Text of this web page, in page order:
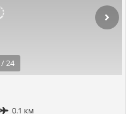
/ 24
0.1 км